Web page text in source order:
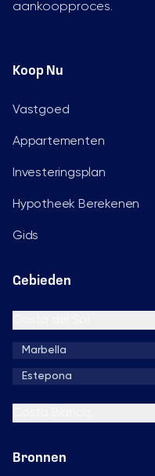
aankoopproces.
Koop Nu
Vastgoed
Appartementen
Investeringsplan
Hypotheek Berekenen
Gids
Gebieden
Marbella
Estepona
Bronnen